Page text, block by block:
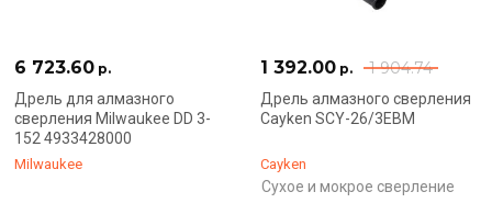
6 723.60 р.
Дрель для алмазного
сверления Milwaukee DD 3-
152 4933428000
Milwaukee
1 904.74
1 392.00 р.
Дрель алмазного сверления
Cayken SCY-26/3EBM
Cayken
Сухое и мокрое сверление